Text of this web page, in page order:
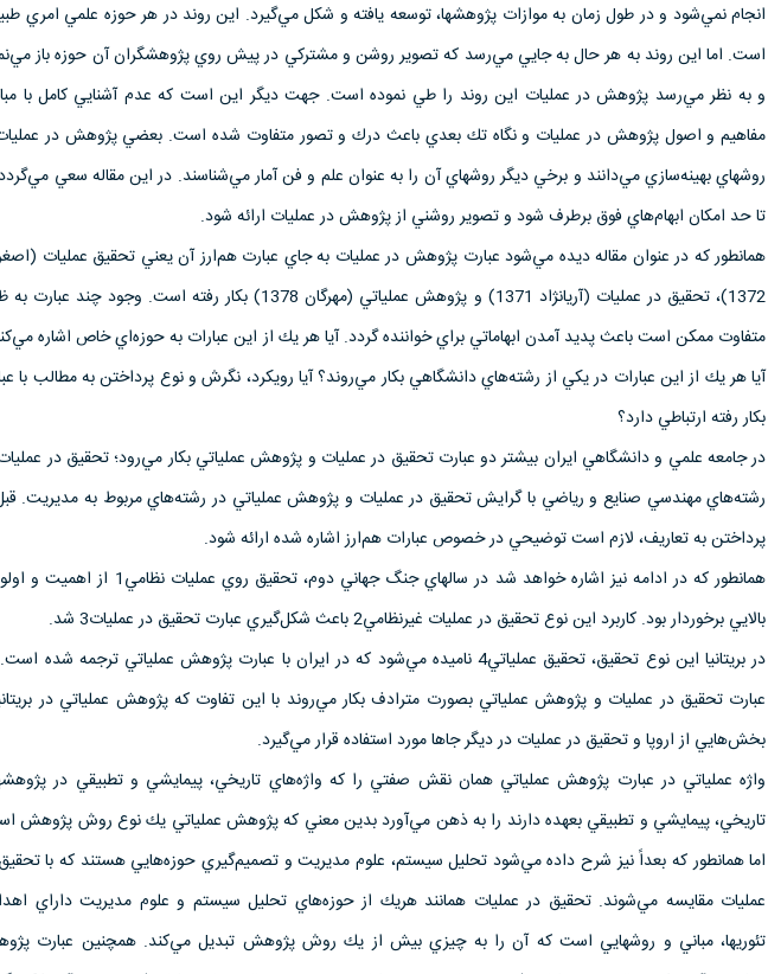
انجام نمي‌شود و در طول زمان به موازات پژوهشها، توسعه يافته و شكل مي‌گيرد. اين روند در هر حوزه علمي امري
است. اما اين روند به هر حال به جايي مي‌رسد كه تصوير روشن و مشتركي در پيش روي پژوهشگران آن حوزه باز
و به نظر مي‌رسد پژوهش در عمليات اين روند را طي نموده است. جهت ديگر اين است كه عدم آشنايي كامل با
مفاهيم و اصول پژوهش در عمليات و نگاه تك بعدي باعث درك و تصور متفاوت شده است. بعضي پژوهش در
روشهاي بهينه‌سازي مي‌دانند و برخي ديگر روشهاي آن را به عنوان علم و فن آمار مي‌شناسند. در اين مقاله سعي
تا حد امكان ابهام‌هاي فوق بر‌طرف شود و تصوير روشني از پژوهش در عمليات ارائه شود.
همانطور كه در عنوان مقاله ديده مي‌شود عبارت پژوهش در عمليات به جاي عبارت هم‌‌ارز آن يعني تحقيق عمليات
1372)، تحقيق در عمليات (آريا‌‌نژاد 1371) و پژوهش عملياتي (مهرگان 1378) بكار رفته است. وجود چند
متفاوت ممكن است باعث پديد آمدن ابها‌‌ماتي براي خواننده گردد. آيا هر يك از اين عبارات به حوزه‌اي خاص اشاره
آيا هر يك از اين عبارات در يكي از رشته‌‌هاي دانشگاهي بكار مي‌روند؟ آيا رويكرد، نگرش و نوع پرداختن به مطالب با
بكار رفته ارتباطي دارد؟
در جامعه علمي و دانشگاهي ايران بيشتر دو عبارت تحقيق در عمليات و پژوهش عملياتي بكار مي‌رود؛ تحقيق در
رشته‌هاي مهندسي صنايع و رياضي با گرايش تحقيق در عمليات و پژوهش عملياتي در رشته‌هاي مربوط به مديريت.
پرداختن به تعاريف، لازم است توضيحي در خصوص عبارات هم‌ارز اشاره شده ارائه شود.
همانطور كه در ادا‌مه نيز اشاره خواهد شد در سالهاي جنگ جهاني دوم، تحقيق روي عمليات
بالايي برخوردار بود. كاربرد اين نوع تحقيق در عمليات غير‌نظامي2 باعث شكل‌‌گيري عبارت تحقيق در عمليات3 شد.
در بريتانيا اين نوع تحقيق، تحقيق عملياتي4 ناميده مي‌شود كه در ايران با عبارت پژوهش عملياتي ترجمه شده
عبارت تحقيق در عمليات و پژوهش عملياتي بصورت مترادف بكار مي‌روند با اين تفاوت كه پژوهش عملياتي در
بخش‌هايي از اروپا و تحقيق در عمليات در ديگر جاها مورد استفاده قرار مي‌گيرد.
واژه عملياتي در عبارت پژوهش عملياتي همان نقش صفتي را كه واژه‌هاي تاريخي، پيمايشي و تطبيقي در
تاريخي، پيمايشي و تطبيقي بعهده دارند را به ذهن مي‌آورد بدين معني كه پژوهش عملياتي يك نوع روش پژوهش
اما همانطور كه بعداً نيز شرح داده مي‌شود تحليل سيستم، علوم مديريت و تصميم‌گيري حوزه‌هايي هستند كه با
عمليات مقايسه مي‌شوند. تحقيق در عمليات همانند هر‌يك از حوزه‌هاي تحليل سيستم و علوم مديريت داراي
تئوريها، مباني و روشهايي است كه آن را به چيزي بيش از يك روش پژوهش تبديل مي‌كند. همچنين عبارت